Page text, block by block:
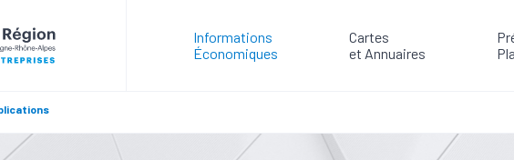
Informations
Économiques
Cartes
et Annuaires